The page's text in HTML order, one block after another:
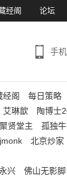
经阁 论坛
手
经阁 每日策略
艾琳歆 陶博士
聚贤堂主 孤独
北京炒家
兴 佛山无影脚